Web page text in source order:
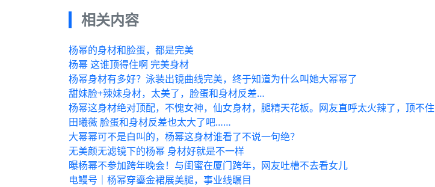
相关内容
杨幂的身材和脸蛋，都是完美
杨幂 这谁顶得住啊 完美身材
杨幂身材有多好？泳装出镜曲线完美，终于知道为什么叫她大幂幂了
甜妹脸+辣妹身材，太美了，脸蛋和身材反差…
杨幂这身材绝对顶配，不愧女神，仙女身材，腿精天花板。网友直呼太火辣了，顶不住
田曦薇 脸蛋和身材反差也太大了吧……
大幂幂可不是白叫的，杨幂这身材谁看了不说一句绝？
无美颜无滤镜下的杨幂 身材好就是不一样
曝杨幂不参加跨年晚会！与闺蜜在厦门跨年，网友吐槽不去看女儿
电鳗号｜杨幂穿鎏金裙展美腿，事业线瞩目